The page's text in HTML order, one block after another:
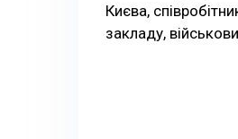
Києва,
закладу,